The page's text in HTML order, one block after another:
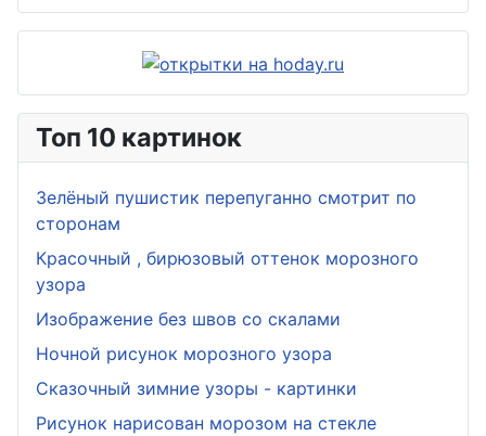
Топ 10 картинок
Зелёный пушистик перепуганно смотрит по
сторонам
Красочный , бирюзовый оттенок морозного
узора
Изображение без швов со скалами
Ночной рисунок морозного узора
Сказочный зимние узоры - картинки
Рисунок нарисован морозом на стекле